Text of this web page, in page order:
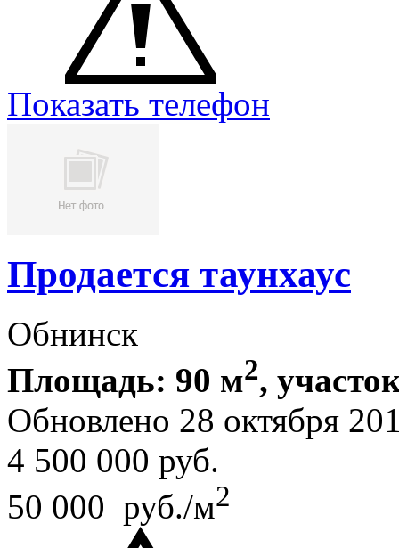
Показать телефон
Продается таунхаус
Обнинск
Площадь: 90 м2,
Обновлено 28 октября
4 500 000 руб.
50 000 руб./м2